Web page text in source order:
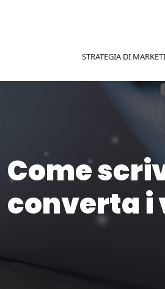
STRATEGIA DI
Come
converta i